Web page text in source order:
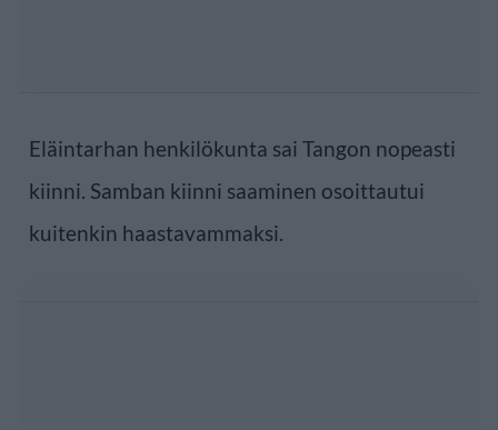
Eläintarhan henkilökunta sai Tangon nopeasti
kiinni. Samban kiinni saaminen osoittautui
kuitenkin haastavammaksi.